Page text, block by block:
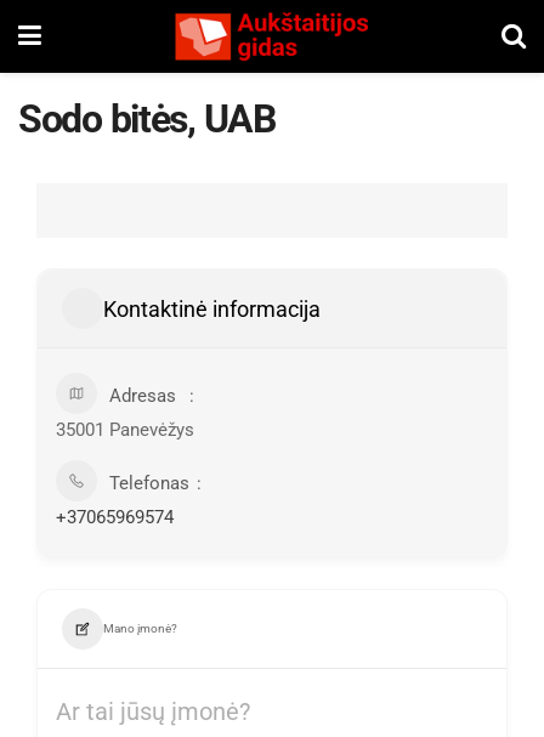
Sodo bitės, UAB
Kontaktinė informacija
Adresas
35001 Panevėžys
Telefonas
+37065969574
Mano įmonė?
Ar tai jūsų įmonė?